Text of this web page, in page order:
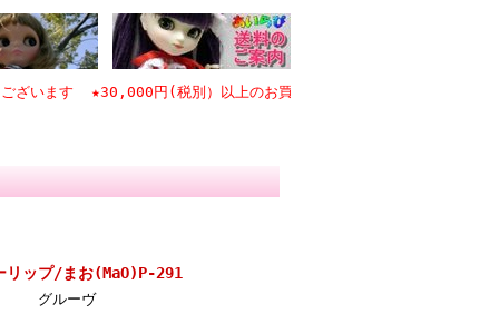
円(税別）以上のお買い物で日本国内送料無料 *1カートにてお
ップ/まお(MaO)P-291
グルーヴ